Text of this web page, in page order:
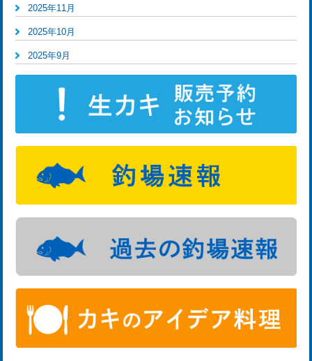
2025年11月
2025年10月
2025年9月